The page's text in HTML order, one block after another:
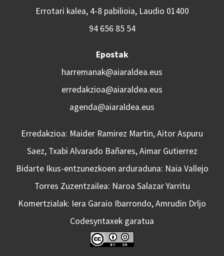
Errotari kalea, 4-8 pabilioia, Laudio 01400
94 656 85 54
Epostak
harremanak@aiaraldea.eus
erredakzioa@aiaraldea.eus
agenda@aiaraldea.eus
Erredakzioa: Maider Ramirez Martin, Aitor Aspuru
Saez, Txabi Alvarado Bañares, Aimar Gutierrez
Bidarte Ikus-entzunezkoen arduraduna: Naia Vallejo
Torres Zuzentzailea: Naroa Salazar Yarritu
Komertzialak: Iera Garaio Ibarrondo, Amrudin Drljo
Codesyntaxek garatua